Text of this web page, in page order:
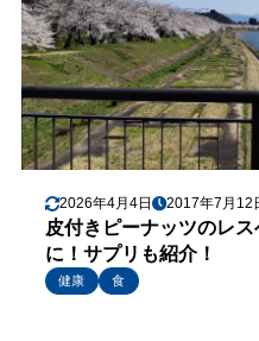
2026年4月4日 2017年7月12
皮付きピーナッツのレ
に！サプリも紹介！
健康
食